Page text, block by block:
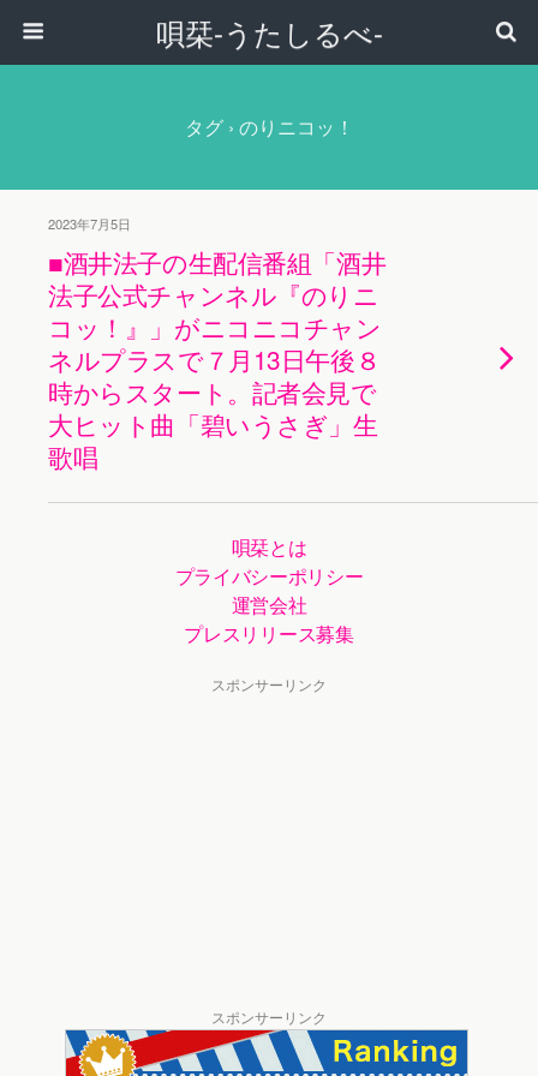
唄栞-うたしるべ-
タグ › のりニコッ！
2023年7月5日
■酒井法子の生配信番組「酒井
法子公式チャンネル『のりニ
コッ！』」がニコニコチャン
ネルプラスで７月13日午後８
時からスタート。記者会見で
大ヒット曲「碧いうさぎ」生
歌唱
唄栞とは
プライバシーポリシー
運営会社
プレスリリース募集
スポンサーリンク
スポンサーリンク